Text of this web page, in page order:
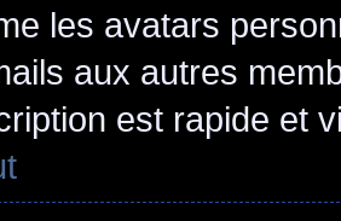
les avatars
aux autres
est rapide et